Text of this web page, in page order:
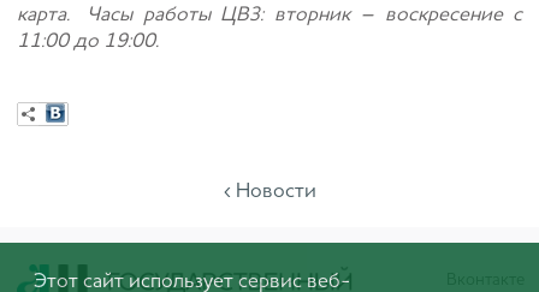
карта.
Часы работы ЦВЗ: вторник – воскресение с
11:00 до 19:00.
‹ Новости
Этот сайт использует сервис веб-